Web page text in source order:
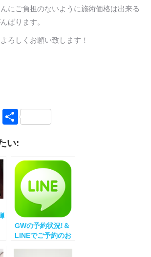
にご負担のないように施術価格は出来る
ばります。
ろしくお願い致します！
Line共
い:
GWの予約状況!＆
LINEでご予約のお